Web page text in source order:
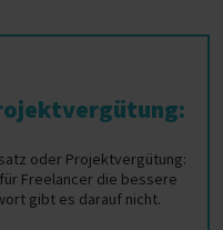
oder Projektvergütung:
Freelancer die bessere
gibt es darauf nicht.